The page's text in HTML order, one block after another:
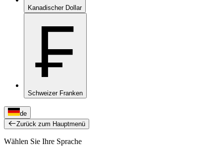
Kanadischer Dollar
₣
Schweizer Franken
de
Zurück zum Hauptmenü
Wählen Sie Ihre Sprache